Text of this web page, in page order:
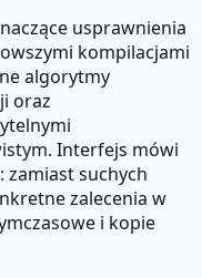
usprawnienia
kompilacjami
algorytmy
oraz
Interfejs mówi
suchych
zalecenia w
i kopie